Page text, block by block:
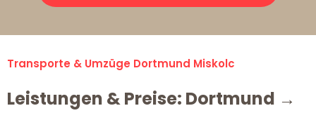
Transporte & Umzüge Dortmund Miskolc
Leistungen & Preise: Dortmund →